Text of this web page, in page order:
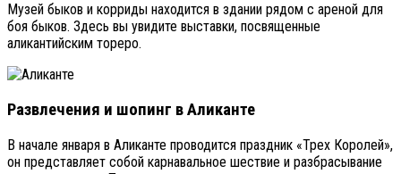
Музей быков и корриды находится в здании рядом с ареной для
боя быков. Здесь вы увидите выставки, посвященные
аликантийским тореро.
Развлечения и шопинг в Аликанте
В начале января в Аликанте проводится праздник «Трех Королей»,
он представляет собой карнавальное шествие и разбрасывание